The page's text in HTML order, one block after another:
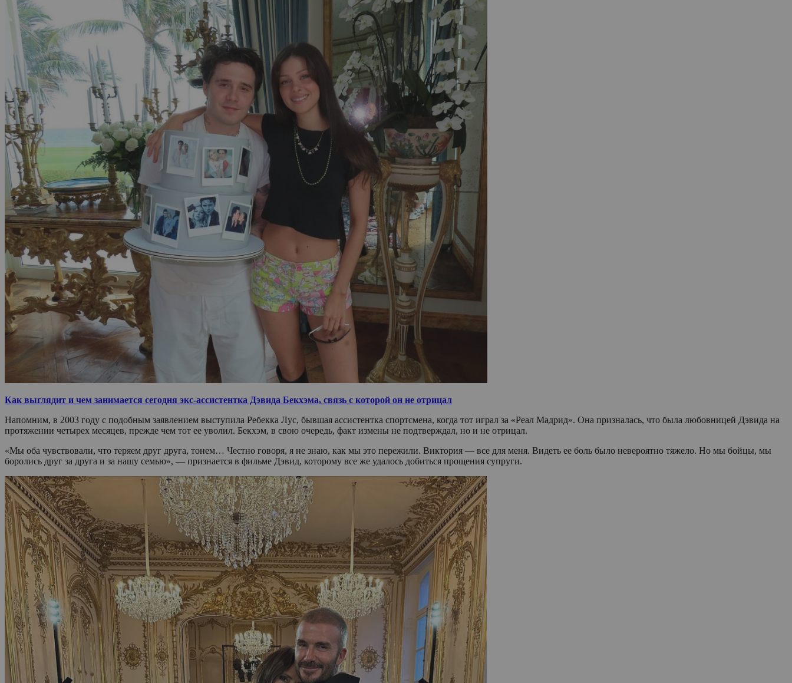
Как выглядит и чем занимается сегодня экс-ассистентка Дэвида Бекхэма, связь с которой он не отрицал
Напомним, в 2003 году с подобным заявлением выступила Ребекка Лус, бывшая ассистентка спортсмена, когда тот играл за «Реал Мадрид». Она призналась, что была любовницей Дэвида на
протяжении четырех месяцев, прежде чем тот ее уволил. Бекхэм, в свою очередь, факт измены не подтверждал, но и не отрицал.
«Мы оба чувствовали, что теряем друг друга, тонем… Честно говоря, я не знаю, как мы это пережили. Виктория — все для меня. Видеть ее боль было невероятно тяжело. Но мы бойцы, мы
боролись друг за друга и за нашу семью», — признается в фильме Дэвид, которому все же удалось добиться прощения супруги.